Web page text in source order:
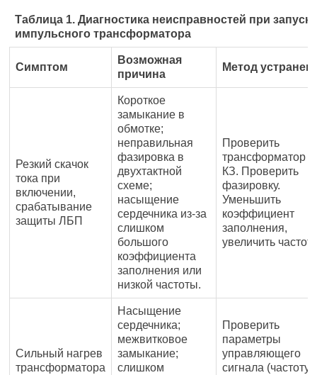
Таблица 1. Диагностика неисправностей при запуске
импульсного трансформатора
Симптом
Возможная
причина
Метод
Резкий скачок
тока при
включении,
срабатывание
защиты ЛБП
Короткое
замыкание в
обмотке;
неправильная
фазировка в
двухтактной
схеме;
насыщение
сердечника из-за
слишком
большого
коэффициента
заполнения или
низкой частоты.
Проверить
трансформатор
КЗ. Проверить
фазировку.
Уменьшить
коэффициент
заполнения,
увеличить
Сильный нагрев
трансформатора
Насыщение
сердечника;
межвитковое
замыкание;
слишком
Проверить
параметры
управляющего
сигнала (частоту,